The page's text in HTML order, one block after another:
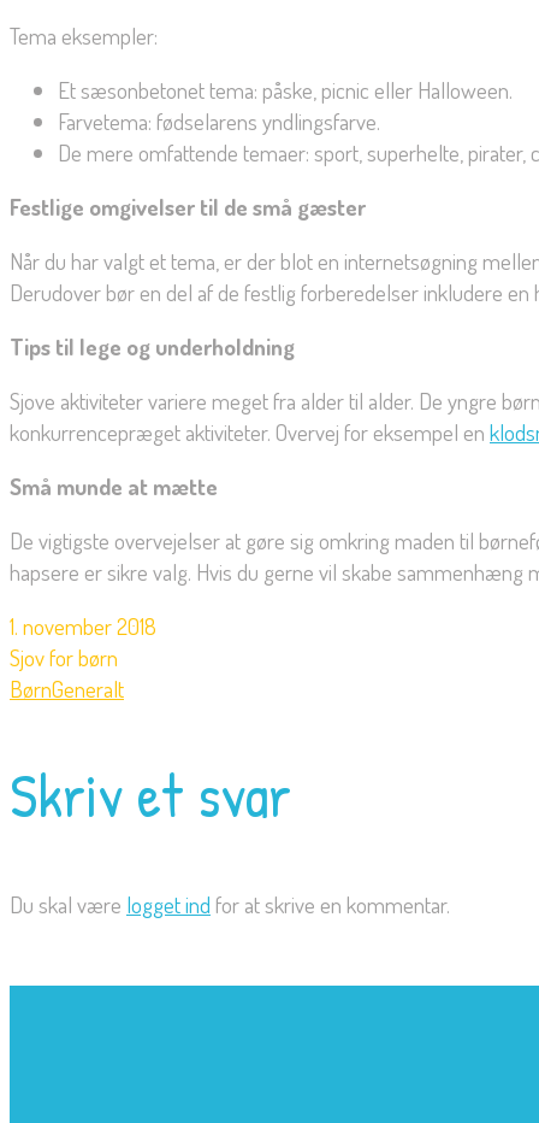
Tema eksempler:
Et sæsonbetonet tema: påske, picnic eller Halloween.
Farvetema: fødselarens yndlingsfarve.
De mere omfattende temaer: sport, superhelte, pirater,
Festlige omgivelser til de små gæster
Når du har valgt et tema, er der blot en internetsøgning
Derudover bør en del af de festlig forberedelser inkludere
Tips til lege og underholdning
Sjove aktiviteter variere meget fra alder til alder. De yngre
konkurrencepræget aktiviteter. Overvej for eksempel en
Små munde at mætte
De vigtigste overvejelser at gøre sig omkring maden til
hapsere er sikre valg. Hvis du gerne vil skabe sammenhæng
1. november 2018
Sjov for børn
BørnGeneralt
Skriv et svar
Du skal være logget ind for at skrive en kommentar.